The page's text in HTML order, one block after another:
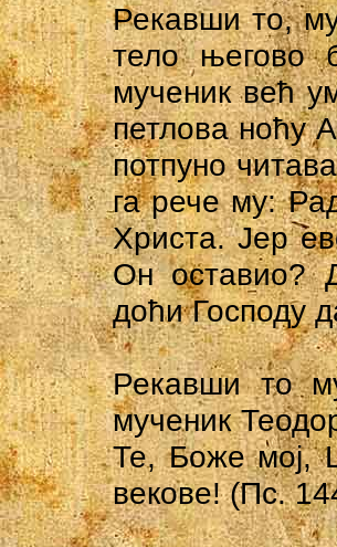
Рекавши то,
тело његово
мученик већ
петлова ноћу
потпуно
га рече му:
Христа. Јер
Он оставио?
доћи Господу
Рекавши то
мученик
Те, Боже мој,
векове! (Пс.